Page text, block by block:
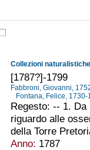
[1787?]-1799
Fabbroni, Giovanni,
Fontana, Felice,
Regesto: -- 1.
riguardo alle
della Torre
Anno: 1787